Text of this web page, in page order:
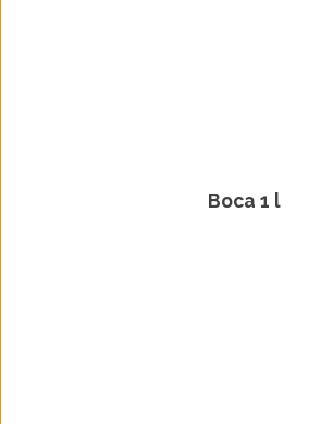
Boca 1 l